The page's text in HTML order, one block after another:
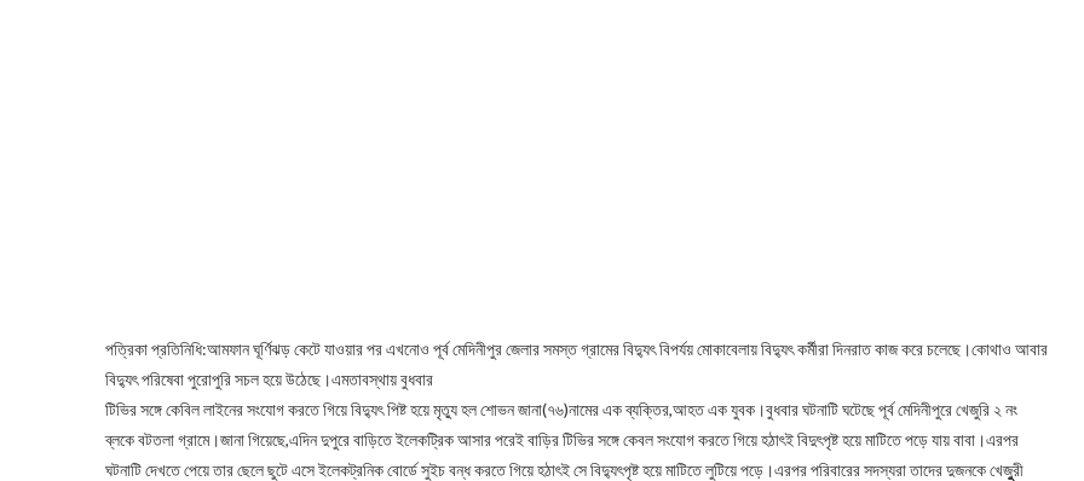
পত্রিকা প্রতিনিধি:আমফান ঘূর্ণিঝড় কেটে যাওয়ার পর এখনোও পূর্ব মেদিনীপুর জেলার সমস্ত গ্রামের বিদ্যুৎ বিপর্যয় মোকাবেলায় বিদ্যুৎ কর্মীরা দিনরাত কাজ করে চলেছে।কোথাও আবার
বিদ্যুৎ পরিষেবা পুরোপুরি সচল হয়ে উঠেছে।এমতাবস্থায় বুধবার
টিভির সঙ্গে কেবিল লাইনের সংযোগ করতে গিয়ে বিদ্যুৎ পিষ্ট হয়ে মৃত্যু হল শোভন জানা(৭৬)নামের এক ব্যক্তির,আহত এক যুবক।বুধবার ঘটনাটি ঘটেছে পূর্ব মেদিনীপুরে খেজুরি ২ নং
ব্লকে বটতলা গ্রামে।জানা গিয়েছে,এদিন দুপুরে বাড়িতে ইলেকট্রিক আসার পরেই বাড়ির টিভির সঙ্গে কেবল সংযোগ করতে গিয়ে হঠাৎই বিদুৎপৃষ্ট হয়ে মাটিতে পড়ে যায় বাবা।এরপর
ঘটনাটি দেখতে পেয়ে তার ছেলে ছুটে এসে ইলেকট্রনিক বোর্ডে সুইচ বন্ধ করতে গিয়ে হঠাৎই সে বিদ্যুৎপৃষ্ট হয়ে মাটিতে লুটিয়ে পড়ে।এরপর পরিবারের সদস্যরা তাদের দুজনকে খেজুুুরী